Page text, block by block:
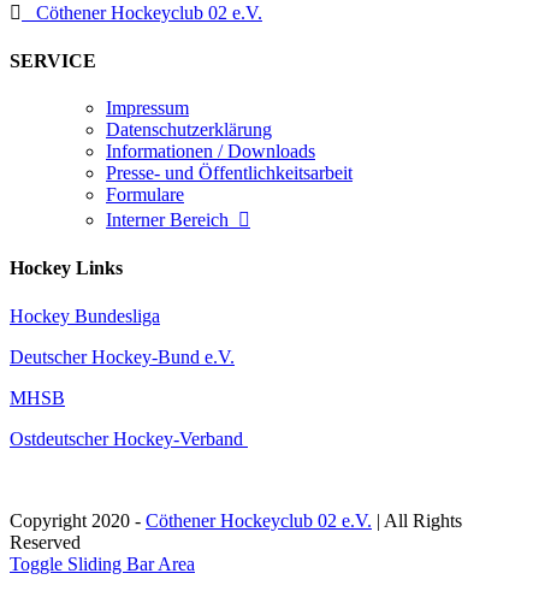

Cöthener Hockeyclub 02 e.V.
SERVICE
Impressum
Datenschutzerklärung
Informationen / Downloads
Presse- und Öffentlichkeitsarbeit
Formulare
Interner Bereich

Hockey Links
Hockey Bundesliga
Deutscher Hockey-Bund e.V.
MHSB
Ostdeutscher Hockey-Verband
Copyright 2020 - Cöthener Hockeyclub 02 e.V. | All Rights
Reserved
Toggle Sliding Bar Area